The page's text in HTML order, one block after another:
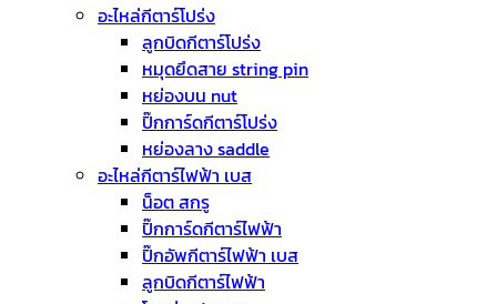
อะไหล่กีตาร์โปร่ง
ลูกบิดกีตาร์โปร่ง
หมุดยึดสาย string pin
หย่องบน nut
ปิ๊กการ์ดกีตาร์โปร่ง
หย่องลาง saddle
อะไหล่กีตาร์ไฟฟ้า เบส
น็อต สกรู
ปิ๊กการ์ดกีตาร์ไฟฟ้า
ปิ๊กอัพกีตาร์ไฟฟ้า เบส
ลูกบิดกีตาร์ไฟฟ้า